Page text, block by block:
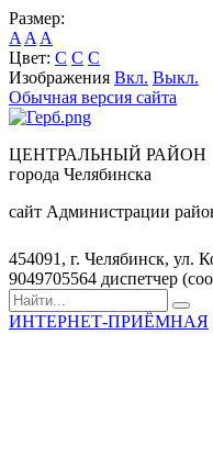
Размер:
A A A
Цвет: C C C
Изображения Вкл. Выкл.
Обычная версия сайта
ЦЕНТРАЛЬНЫЙ РАЙОН
города Челябинска
сайт Администрации
454091, г. Челябинск, ул.
9049705564 диспетчер
ИНТЕРНЕТ-ПРИЁМНАЯ